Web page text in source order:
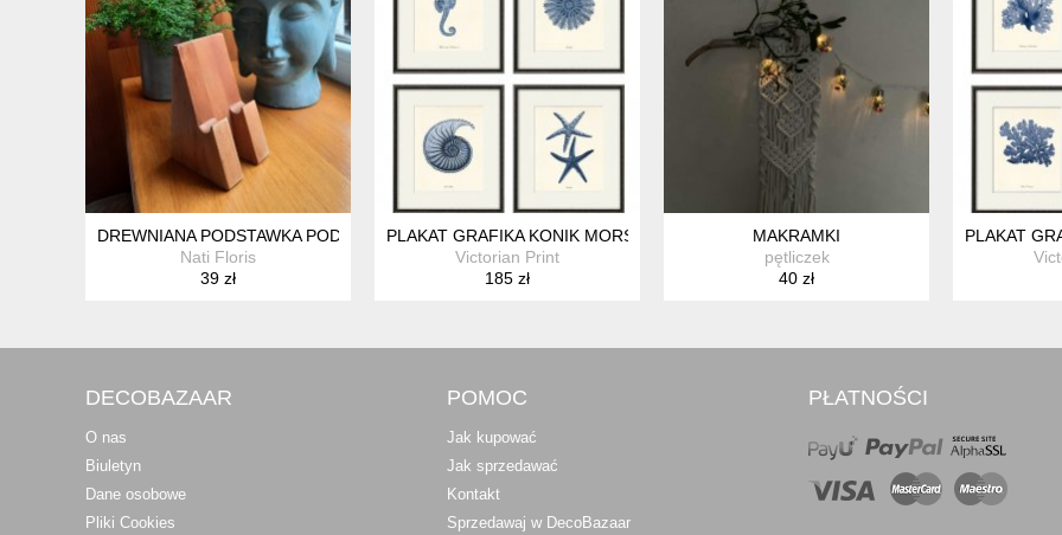
DREWNIANA PODSTAWKA POD TELEFON
Nati Floris
39 zł
PLAKAT GRAFIKA KONIK MORSKI MUSZLA PREZENT
Victorian Print
185 zł
MAKRAMKI
pętliczek
40 zł
PLAKAT
DECOBAZAAR
O nas
Biuletyn
Dane osobowe
Pliki Cookies
POMOC
Jak kupować
Jak sprzedawać
Kontakt
Sprzedawaj w DecoBazaar
PŁATNOŚCI